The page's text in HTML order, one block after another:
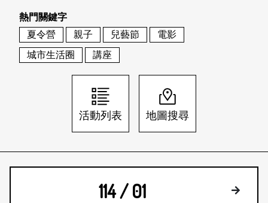
地圖搜尋
關於我們
刊物索取地點
會員基本資料
刊登活動
網站導覽 English
日本語 登入/註冊
熱門關鍵字
夏令營
親子 兒藝節
電影
城市生活圈
講座
活動列表 地圖搜尋
114 / 01 下個月